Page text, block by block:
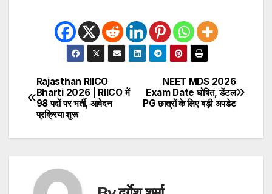
Post
navigation
NEET MDS 2026
Exam Date घोषित, डेंटल
PG छात्रों के लिए बड़ी अपडेट
Rajasthan RIICO
Bharti 2026 | RIICO में
98 पदों पर भर्ती, आवेदन
प्रक्रिया शुरू